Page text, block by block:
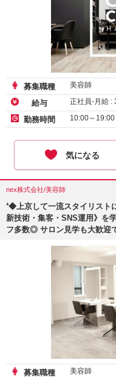
募集職種 美容師
給与 正社員-月給 :
勤務時間 10:00～
気になる
nex株式会社/美容師
⁺◆上京して一流スタイリスト
新技術・集客・SNS運用》を
フ多数◎ サロン見学も大歓迎
募集職種 美容師